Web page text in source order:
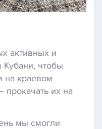
активных и
чтобы
на краевом
их на
мы смогли